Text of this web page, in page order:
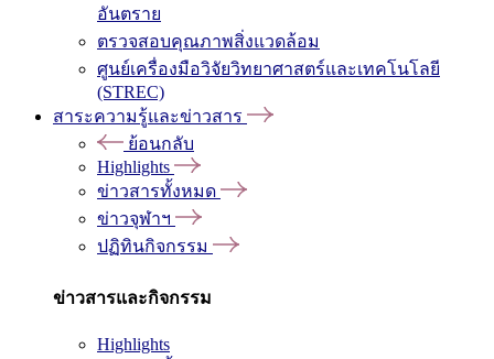
อันตราย
ตรวจสอบคุณภาพสิ่งแวดล้อม
ศูนย์เครื่องมือวิจัยวิทยาศาสตร์และเทคโนโลยี
(STREC)
สาระความรู้และข่าวสาร
ย้อนกลับ
Highlights
ข่าวสารทั้งหมด
ข่าวจุฬาฯ
ปฏิทินกิจกรรม
ข่าวสารและกิจกรรม
Highlights